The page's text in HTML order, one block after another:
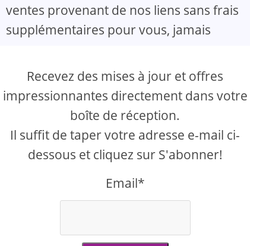
ventes provenant de nos liens sans frais
supplémentaires pour vous, jamais
Recevez des mises à jour et offres
impressionnantes directement dans votre
boîte de réception.
Il suffit de taper votre adresse e-mail ci-
dessous et cliquez sur S'abonner!
Email*